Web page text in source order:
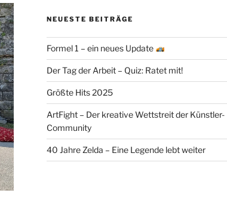
NEUESTE BEITRÄGE
Formel 1 – ein neues Update
Der Tag der Arbeit – Quiz: Ratet mit!
Größte Hits 2025
ArtFight – Der kreative Wettstreit der Künstler-
Community
40 Jahre Zelda – Eine Legende lebt weiter